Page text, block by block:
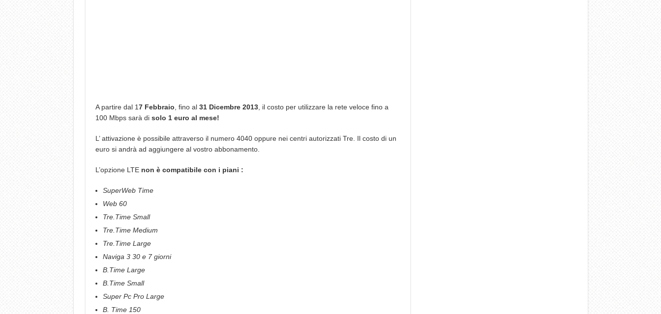
A partire dal 17 Febbraio , fino al 31 Dicembre 2013, il costo per utilizzare la rete veloce fino a
100 Mbps sarà di solo 1 euro al mese!
L’ attivazione è possibile attraverso il numero 4040 oppure nei centri autorizzati Tre. Il costo di un
euro si andrà ad aggiungere al vostro abbonamento.
L’opzione LTE non è compatibile con i piani :
SuperWeb Time
Web 60
Tre.Time Small
Tre.Time Medium
Tre.Time Large
Naviga 3 30 e 7 giorni
B.Time Large
B.Time Small
Super Pc Pro Large
B. Time 150